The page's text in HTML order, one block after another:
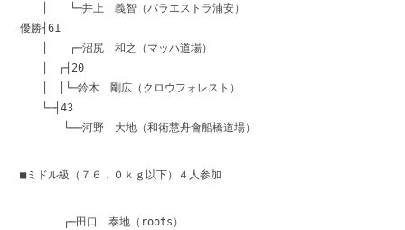
│ └─井上 義智（パラエストラ浦安）
優勝┤61
│ ┌─沼尻 和之（マッハ道場）
│ ┌┤20
│ │└─鈴木 剛広（クロウフォレスト）
└─┤43
└──河野 大地（和術慧舟會船橋道場）
■ミドル級（７６．０ｋｇ以下）４人参加
┌─田口 泰地（roots）